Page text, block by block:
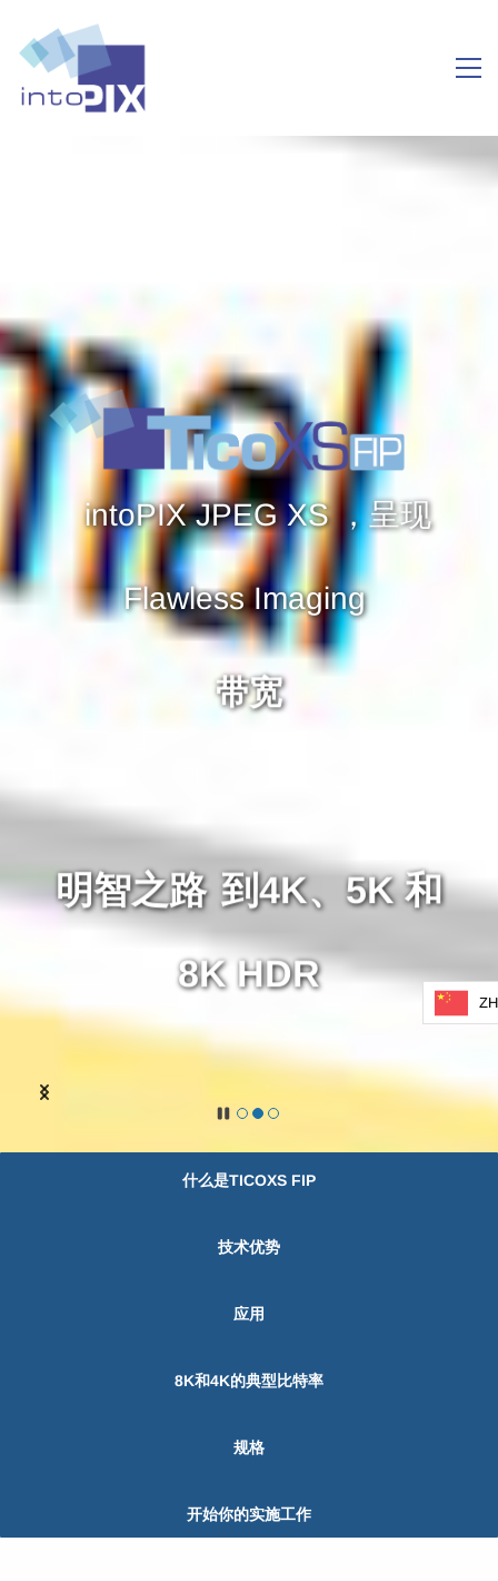
intoPIX JPEG XS ，呈现
Flawless Imaging
6 实现 4K 和 8K
完美的质量 | 零延迟 | 理想的
带宽
什么是TICOXS FIP
技术优势
应用
8K和4K的典型比特率
规格
开始你的实施工作
ZH